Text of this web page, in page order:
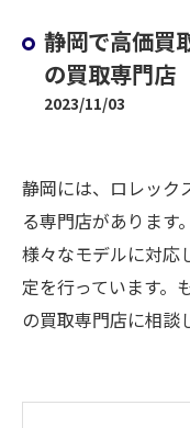
静岡で高価買
の買取専門店
2023/11/03
静岡には、ロレック
る専門店があります
様々なモデルに対応
定を行っています。
の買取専門店に相談